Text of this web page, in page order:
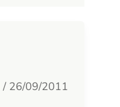
/ 26/09/2011